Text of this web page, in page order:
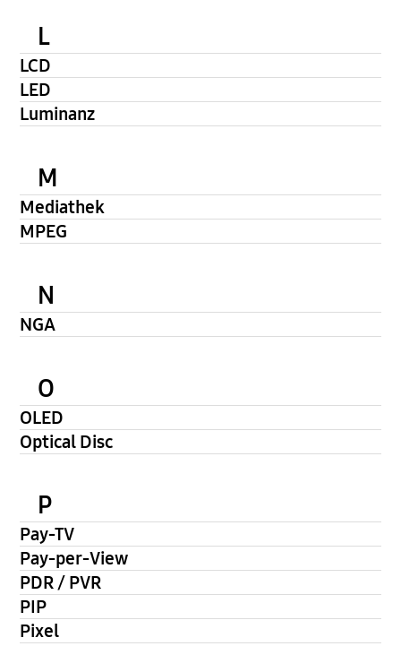
L
LCD
LED
Luminanz
M
Mediathek
MPEG
N
NGA
O
OLED
Optical Disc
P
Pay-TV
Pay-per-View
PDR / PVR
PIP
Pixel